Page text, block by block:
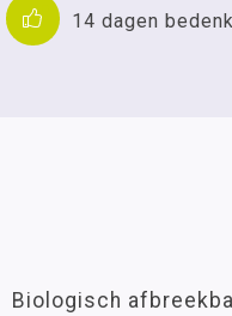
14 dagen
Biologisch